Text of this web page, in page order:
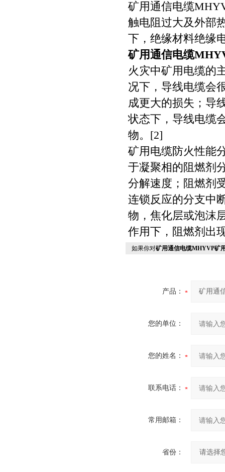
矿用通信电缆
触电阻过大及外部
下，绝缘材料绝缘
矿用通信电缆
火灾中矿用电缆的
况下，导线电缆会
成更大的损失；导
状态下，导线电缆
物。[2]
矿用电缆防火性能
于凝聚相的阻燃剂
分解速度；阻燃剂
连锁反应的分支中
物，焦化层或泡沫
作用下，阻燃剂出
如果你对矿用通信电缆MHYVP矿
产品：
您的单位：
您的姓名：
联系电话：
常用邮箱：
省份：